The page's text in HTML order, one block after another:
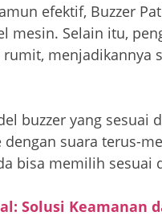
efektif, Buzzer
mesin. Selain itu,
menjadikannya
buzzer yang sesuai
suara terus-
bisa memilih sesuai
Solusi Keamanan